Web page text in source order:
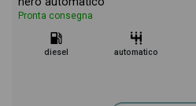
Pronta consegna
diesel automatico